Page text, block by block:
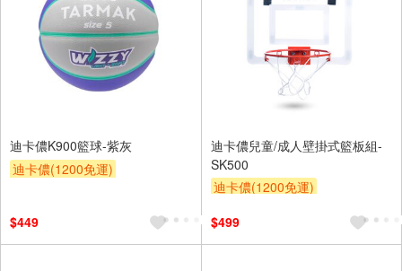
迪卡儂K900籃球-紫灰
迪卡儂(1200免運)
$449
迪卡儂兒童/成人壁掛式籃板組-
SK500
迪卡儂(1200免運)
$499